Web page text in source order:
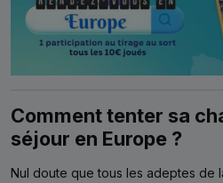
Comment tenter sa
séjour en Europe ?
Nul doute que tous les adeptes de